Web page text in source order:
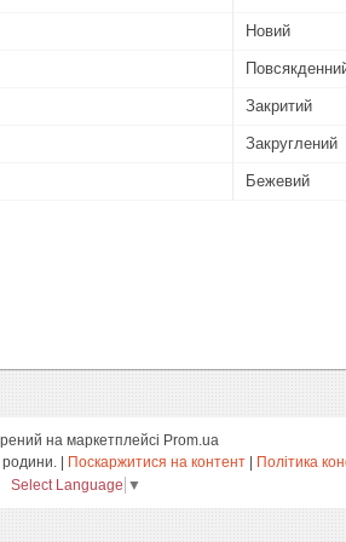
Новий
Закритий
Закруглений
Бежевий
на маркетплейсі Prom.ua
Поскаржитися на контент
Політика
Select Language ▼